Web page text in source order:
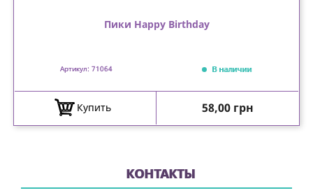
Пики Happy Birthday
Артикул: 71064 В наличии
Купить Цена
58,00 грн
КОНТАКТЫ